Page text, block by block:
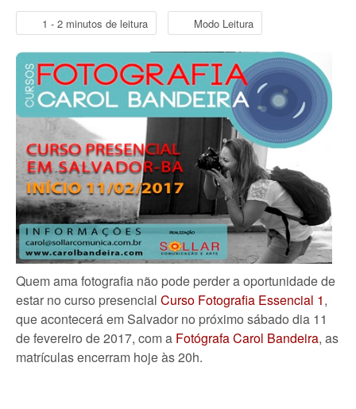
1 - 2 minutos de leitura Modo Leitura
Quem ama fotografia não pode perder a oportunidade de
estar no curso presencial Curso Fotografia Essencial 1,
que acontecerá em Salvador no próximo sábado dia 11
de fevereiro de 2017, com a Fotógrafa Carol Bandeira, as
matrículas encerram hoje às 20h.